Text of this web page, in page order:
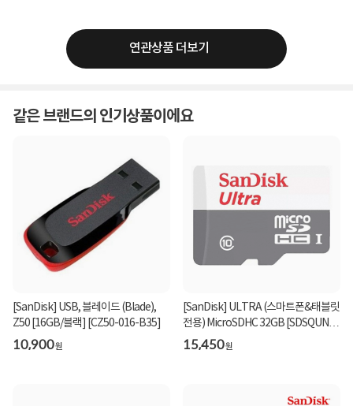
연관상품 더보기
같은 브랜드의 인기상품이에요
[SanDisk] USB, 블레이드 (Blade),
Z50 [16GB/블랙] [CZ50-016-B35]
10,900원
[SanDisk] ULTRA (스마트폰&태블릿
전용) MicroSDHC 32GB [SDSQUNR-
032G-GN3MN]
15,450원